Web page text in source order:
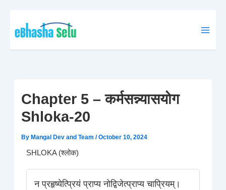
content
Chapter 5 – कर्मसन्न्यासयोग
Shloka-20
By Mangal Dev and Team/October 10, 2024
SHLOKA (श्लोक)
न प्रहृष्येत्प्रियं प्राप्य नोद्विजेत्प्राप्य चाप्रियम्।